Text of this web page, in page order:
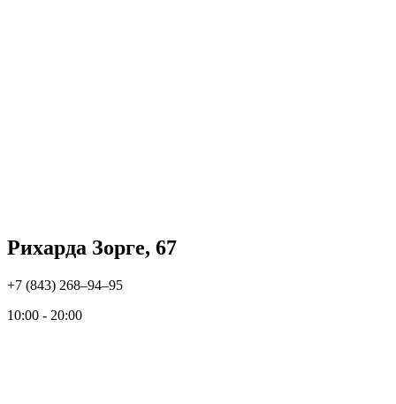
Рихарда Зорге, 67
+7 (843) 268‒94‒95
10:00 - 20:00